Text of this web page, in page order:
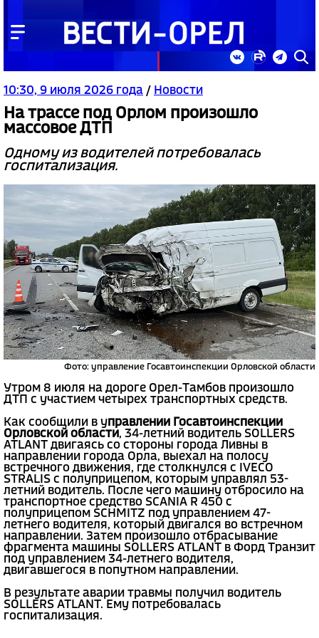
10:30, 9 июля 2026 года / Новости
На трассе под Орлом произошло
массовое ДТП
Одному из водителей потребовалась
госпитализация.
Фото: управление Госавтоинспекции Орловской области
Утром 8 июля на дороге Орел-Тамбов произошло
ДТП с участием четырех транспортных средств.
Как сообщили в у правлении Госавтоинспекции
Орловской области , 34-летний водитель SOLLERS
ATLANT двигаясь со стороны города Ливны в
направлении города Орла, выехал на полосу
встречного движения, где столкнулся с IVECO
STRALIS с полуприцепом, которым управлял 53-
летний водитель. После чего машину отбросило на
транспортное средство SCANIA R 450 с
полуприцепом SCHMITZ под управлением 47-
летнего водителя, который двигался во встречном
направлении. Затем произошло отбрасывание
фрагмента машины SOLLERS ATLANT в Форд Транзит
под управлением 34-летнего водителя,
двигавшегося в попутном направлении.
В результате аварии травмы получил водитель
SOLLERS ATLANT. Ему потребовалась
госпитализация.